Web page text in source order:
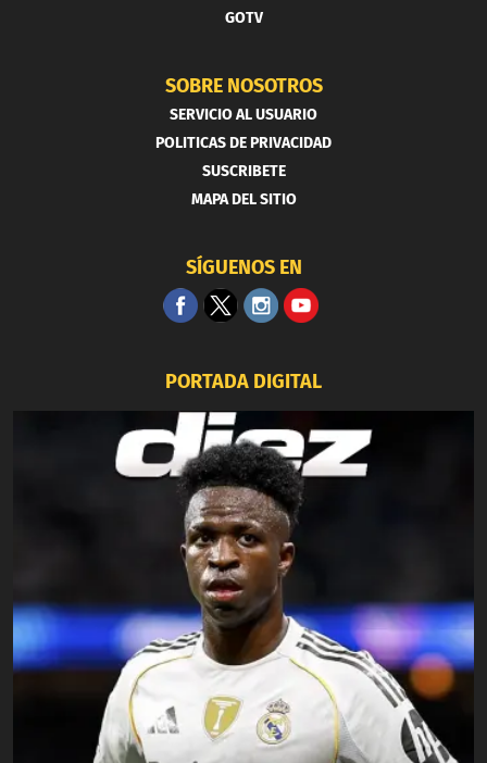
GOTV
SOBRE NOSOTROS
SERVICIO AL USUARIO
POLITICAS DE PRIVACIDAD
SUSCRIBETE
MAPA DEL SITIO
SÍGUENOS EN
PORTADA DIGITAL